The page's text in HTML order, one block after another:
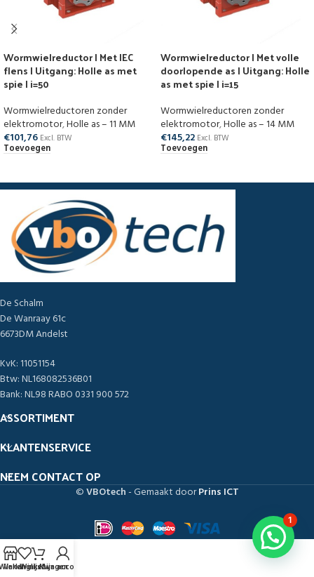
Wormwielreductor | Met IEC
flens | Uitgang: Holle as met
spie | i=50
Wormwielreductoren zonder
elektromotor,Holle as – 11 MM
€101,76 Excl. BTW
Toevoegen
Wormwielreductor | Met volle
doorlopende as | Uitgang: Holle
as met spie | i=15
Wormwielreductoren zonder
elektromotor,Holle as – 14 MM
€145,22 Excl. BTW
Toevoegen
De Schalm
De Wanraay 61c
6673DM Andelst
KvK: 11051154
Btw: NL168082536B01
Bank: NL98 RABO 0331 900 572
ASSORTIMENT
KLANTENSERVICE
NEEM CONTACT OP
©VBOtech- Gemaakt doorPrins ICT
Verlanglijst
Winkelwagen
Mijn account
1